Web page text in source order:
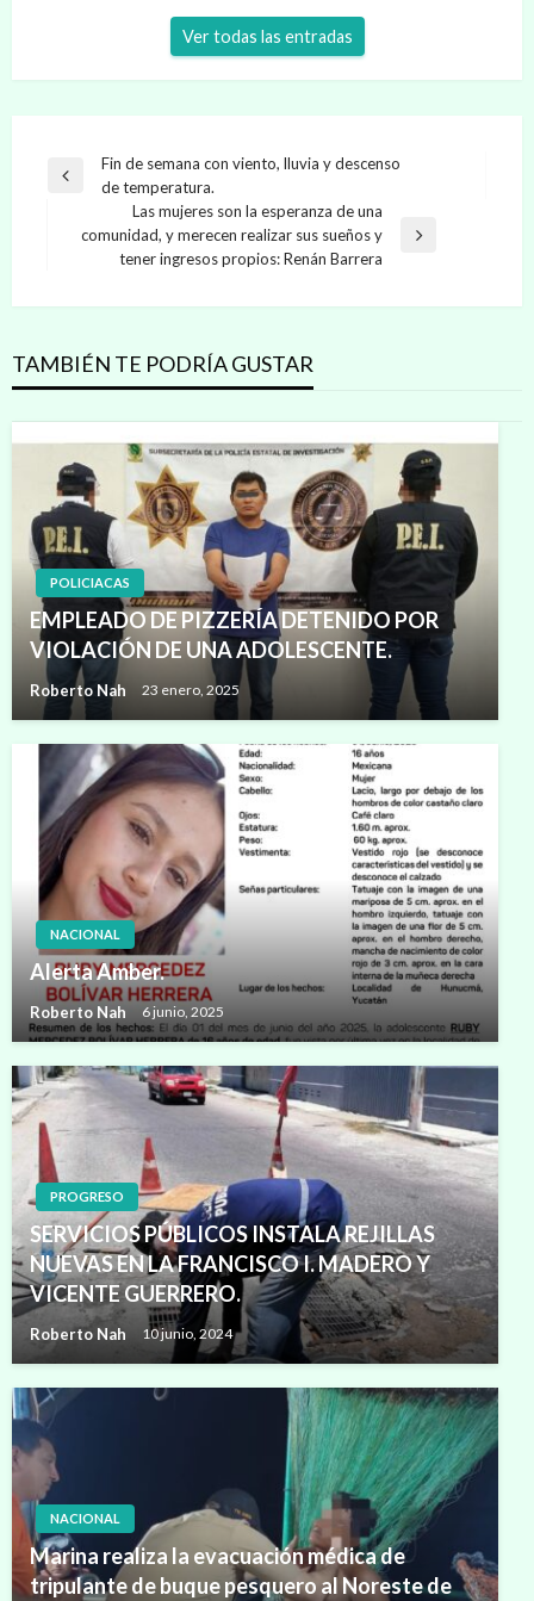
Ver todas las entradas
Navegación
entradas
Entrada
Fin de semana con viento, lluvia y descenso
de temperatura.
Entrada
siguiente
Las mujeres son la esperanza de una
comunidad, y merecen realizar sus sueños y
tener ingresos propios: Renán Barrera
TAMBIÉN TE PODRÍA GUSTAR
POLICIACAS
EMPLEADO DE PIZZERÍA DETENIDO POR
VIOLACIÓN DE UNA ADOLESCENTE.
Roberto Nah 23 enero, 2025
NACIONAL
Alerta Amber.
Roberto Nah 6 junio, 2025
PROGRESO
SERVICIOS PÚBLICOS INSTALA REJILLAS
NUEVAS EN LA FRANCISCO I. MADERO Y
VICENTE GUERRERO.
Roberto Nah 10 junio, 2024
NACIONAL
Marina realiza la evacuación médica de
tripulante de buque pesquero al Noreste de